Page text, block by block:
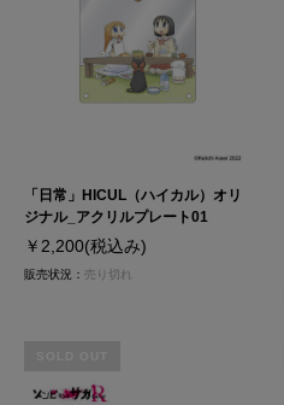
「日常」HICUL（ハイカル）オリ
ジナル_アクリルプレート01
￥2,200(税込み)
販売状況： 売り切れ